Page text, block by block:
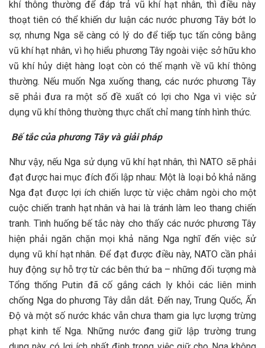
khí thông thường để đáp trả vũ khí hạt nhân, thì điều này
thoạt tiên có thể khiến dư luận các nước phương Tây bớt lo
sợ, nhưng Nga sẽ càng có lý do để tiếp tục tấn công bằng
vũ khí hạt nhân, vì họ hiểu phương Tây ngoài việc sở hữu kho
vũ khí hủy diệt hàng loạt còn có thế mạnh về vũ khí thông
thường. Nếu muốn Nga xuống thang, các nước phương Tây
sẽ phải đưa ra một số đề xuất có lợi cho Nga vì việc sử
dụng vũ khí thông thường thực chất chỉ mang tính hình thức.
Bế tắc của phương Tây và giải pháp
Như vậy, nếu Nga sử dụng vũ khí hạt nhân, thì NATO sẽ phải
đạt được hai mục đích đối lập nhau: Một là loại bỏ khả năng
Nga đạt được lợi ích chiến lược từ việc châm ngòi cho một
cuộc chiến tranh hạt nhân và hai là tránh làm leo thang chiến
tranh. Tình huống bế tắc này cho thấy các nước phương Tây
hiện phải ngăn chặn mọi khả năng Nga nghĩ đến việc sử
dụng vũ khí hạt nhân. Để đạt được điều này, NATO cần phải
huy động sự hỗ trợ từ các bên thứ ba – những đối tượng mà
Tổng thống Putin đã cố gắng cách ly khỏi các liên minh
chống Nga do phương Tây dẫn dắt. Đến nay, Trung Quốc, Ấn
Độ và một số nước khác vẫn chưa tham gia lực lượng trừng
phạt kinh tế Nga. Những nước đang giữ lập trường trung